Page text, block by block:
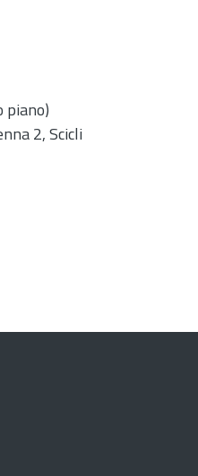
piano)
2, Scicli